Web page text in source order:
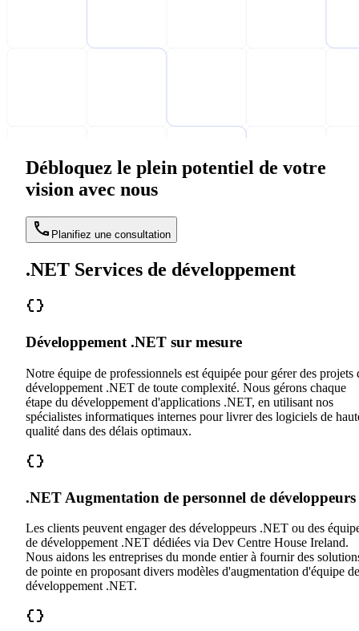
Débloquez le plein potentiel de votre
vision avec nous
Planifiez une consultation
.NET Services de développement
Développement .NET sur mesure
Notre équipe de professionnels est équipée pour gérer des projets
développement .NET de toute complexité. Nous gérons chaque
étape du développement d'applications .NET, en utilisant nos
spécialistes informatiques internes pour livrer des logiciels de
qualité dans des délais optimaux.
.NET Augmentation de personnel de développeurs
Les clients peuvent engager des développeurs .NET ou des
de développement .NET dédiées via Dev Centre House Ireland.
Nous aidons les entreprises du monde entier à fournir des
de pointe en proposant divers modèles d'augmentation d'équipe de
développement .NET.